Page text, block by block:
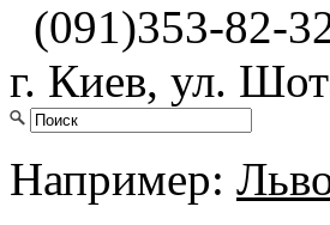
(091)353-82-
г. Киев, ул.
Например: